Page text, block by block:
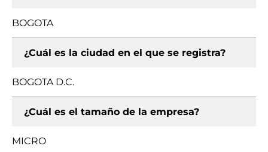
BOGOTA
¿Cuál es la ciudad en el que se registra?
BOGOTA D.C.
¿Cuál es el tamaño de la empresa?
MICRO